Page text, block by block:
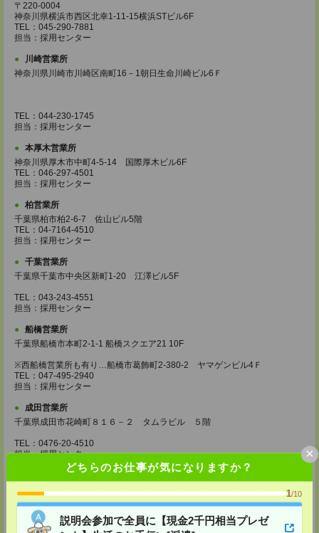
どちらのお仕事が気になりますか？
1/10
説明会参加で全員に【現金2千円相当プレゼ
×
〒220-0004
神奈川県横浜市西区北幸1-11-15横浜STビル6F
TEL：045-290-7881
担当：採用センター
川崎営業所
神奈川県川崎市川崎区南町16－1朝日生命川崎ビル6Ｆ
TEL：044-230-1745
担当：採用センター
本厚木営業所
神奈川県厚木市中町4-5-14 国際厚木ビル6F
TEL：046-297-4501
担当：採用センター
柏営業所
千葉県柏市柏2-6-7 佐山ビル5階
TEL：04-7164-4510
担当：採用センター
千葉営業所
千葉県千葉市中央区新町1-20 江澤ビル5F
TEL：043-243-4551
担当：採用センター
船橋営業所
千葉県船橋市本町2-1-1 船橋スクエア21 10F
※西船橋営業所も有り…船橋市葛飾町2-380-2 ヤマゲンビル4Ｆ
TEL：047-495-2940
担当：採用センター
成田営業所
千葉県成田市花崎町８１６－２ タムラビル ５階
TEL：0476-20-4510
担当：採用センター
埼玉県さいたま市大宮区桜木町2-8-3 阪デンタルビル5F
TEL：048-640-4520
担当：採用センター